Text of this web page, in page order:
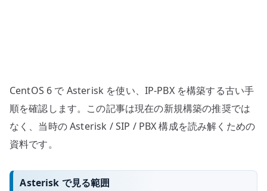
手
順
へ
の
CentOS 6 で Asterisk を使い、IP-PBX を構築する古い手
順を確認します。この記事は現在の新規構築の推奨では
なく、当時の Asterisk / SIP / PBX 構成を読み解くための
資料です。
Asterisk で見る範囲